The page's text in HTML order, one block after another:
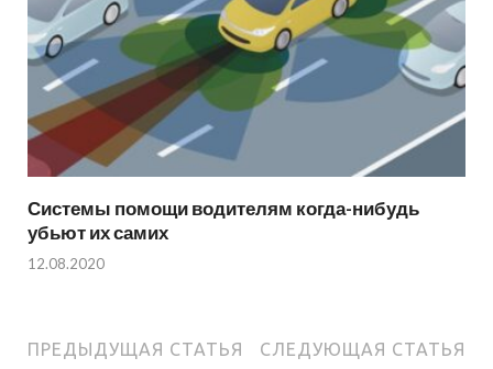
Системы помощи водителям когда-нибудь
убьют их самих
12.08.2020
ПРЕДЫДУЩАЯ СТАТЬЯ СЛЕДУЮЩАЯ СТАТЬЯ